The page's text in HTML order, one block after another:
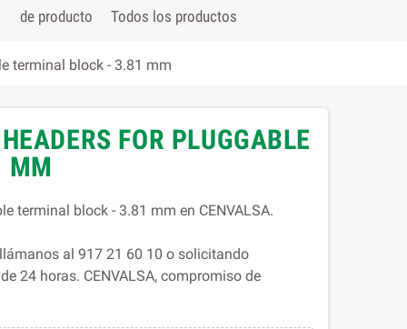
de producto Todos los productos
terminal block - 3.81 mm
FOR PLUGGABLE
MM
terminal block - 3.81 mm en CENVALSA.
al 917 21 60 10 o solicitando
24 horas. CENVALSA, compromiso de